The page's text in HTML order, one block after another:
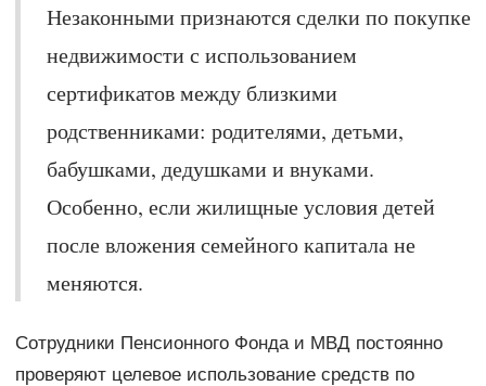
Незаконными признаются сделки по покупке
недвижимости с использованием
сертификатов между близкими
родственниками: родителями, детьми,
бабушками, дедушками и внуками.
Особенно, если жилищные условия детей
после вложения семейного капитала не
меняются.
Сотрудники Пенсионного Фонда и МВД постоянно
проверяют целевое использование средств по